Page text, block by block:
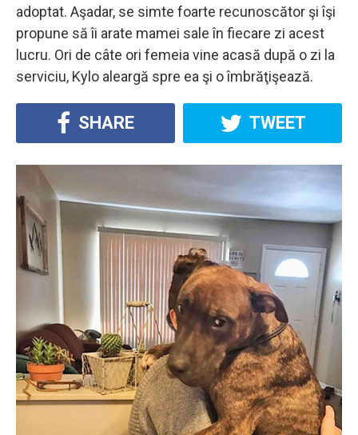
adoptat. Aşadar, se simte foarte recunoscător şi îşi
propune să îi arate mamei sale în fiecare zi acest
lucru. Ori de câte ori femeia vine acasă după o zi la
serviciu, Kylo aleargă spre ea şi o îmbrăţişează.
SHARE TWEET